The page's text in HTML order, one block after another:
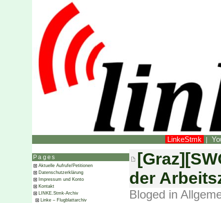
LinkeStmk |
Pages
Aktuelle Aufrufe/Petitionen
Datenschutzerklärung
Impressum und Konto
Kontakt
LINKE.Stmk-Archiv
Linke – Flugblattarchiv
der
Bloged in